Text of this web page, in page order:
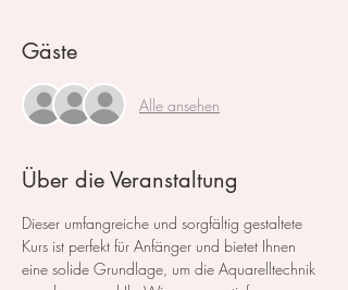
Gäste
Alle ansehen
Über die Veranstaltung
Dieser umfangreiche und sorgfältig gestaltete
Kurs ist perfekt für Anfänger und bietet Ihnen
eine solide Grundlage, um die Aquarelltechnik